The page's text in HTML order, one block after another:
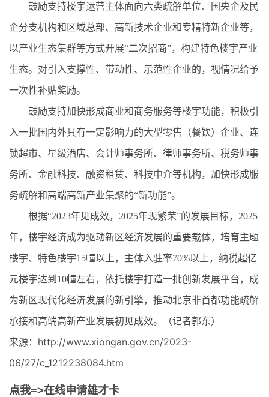
鼓励支持楼宇运营主体面向六类疏解单位、国央企及民
企分支机构和区域总部、高新技术企业和专精特新企业等，
以产业生态集群等方式开展“二次招商”，构建特色楼宇产业
生态。对引入支撑性、带动性、示范性企业的，视情况给予
一次性补贴奖励。
鼓励支持加快形成商业和商务服务等楼宇功能，积极引
入一批国内外具有一定影响力的大型零售（餐饮）企业、连
锁超市、星级酒店、会计师事务所、律师事务所、税务师事
务所、金融科技、融资租赁、科技中介等机构，加快形成服
务疏解和高端高新产业集聚的“新功能”。
根据“2023年见成效，2025年现繁荣”的发展目标，2025
年，楼宇经济成为驱动新区经济发展的重要载体，培育主题
楼宇、特色楼宇15幢以上，主体入驻率70%以上，纳税超亿
元楼宇达到10幢左右，依托楼宇打造一批创新发展平台，成
为新区现代化经济发展的新引擎，推动北京非首都功能疏解
承接和高端高新产业发展初见成效。（记者郭东）
来源：http://www.xiongan.gov.cn/2023-
06/27/c_1212238084.htm
点我=>在线申请雄才卡